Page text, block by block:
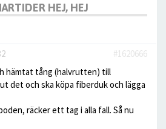
HEJ, HEJ
#1620666
hämtat tång (halvrutten) till
det och ska köpa fiberduk och lägga
räcker ett tag i alla fall. Så nu